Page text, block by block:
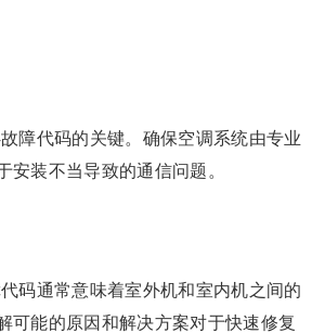
障代码的关键。确保空调系统由专业
安装不当导致的通信问题。
码通常意味着室外机和室内机之间的
可能的原因和解决方案对于快速修复